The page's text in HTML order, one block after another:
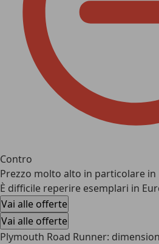
Contro
Prezzo molto alto in particolare in
È difficile reperire esemplari in
Vai alle offerte
Vai alle offerte
Plymouth Road Runner: